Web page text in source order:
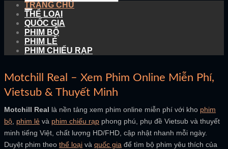
TRANG CHỦ
THỂ LOẠI
QUỐC GIA
PHIM BỘ
PHIM LẺ
PHIM CHIẾU RẠP
Motchill Real – Xem Phim Online Miễn Phí,
Vietsub & Thuyết Minh
Motchill Real là nền tảng xem phim online miễn phí với kho phim
bộ phim lẻ và phim chiếu rạp phong phú, phụ đề Vietsub và thuyết
minh tiếng Việt, chất lượng HD/FHD, cập nhật nhanh mỗi ngày.
Duyệt phim theo thể loại và quốc gia để tìm bộ phim yêu thích của